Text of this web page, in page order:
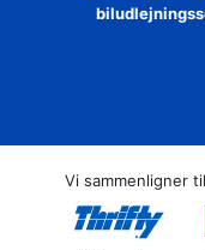
Vi sammenligner